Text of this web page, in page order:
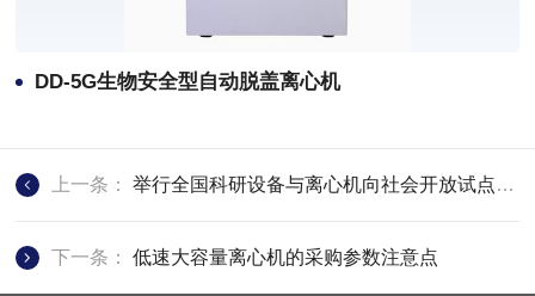
DD-5G生物安全型自动脱盖离心机
上一条：举行全国科研设备与离心机向社会开放试点讨论会
下一条：低速大容量离心机的采购参数注意点